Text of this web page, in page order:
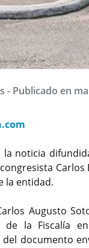
- Publicado en
la noticia
la entidad.
Augusto
de la Fiscalía
documento